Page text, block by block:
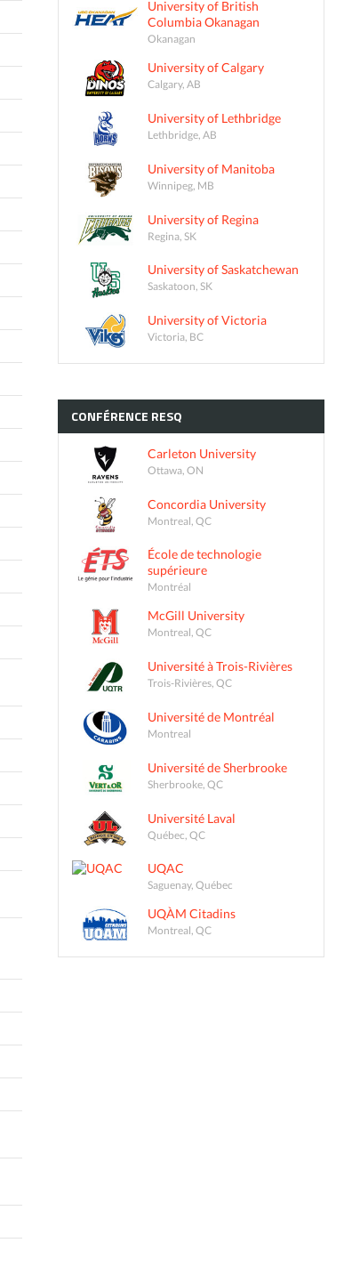
University of British
Columbia Okanagan
Okanagan
University of Calgary
Calgary, AB
University of Lethbridge
Lethbridge, AB
University of Manitoba
Winnipeg, MB
University of Regina
Regina, SK
University of Saskatchewan
Saskatoon, SK
University of Victoria
Victoria, BC
CONFÉRENCE RESQ
Carleton University
Ottawa, ON
Concordia University
Montreal, QC
École de technologie
supérieure
Montréal
McGill University
Montreal, QC
Université à Trois-Rivières
Trois-Rivières, QC
Université de Montréal
Montreal
Université de Sherbrooke
Sherbrooke, QC
Université Laval
Québec, QC
UQAC
Saguenay, Québec
UQÀM Citadins
Montreal, QC